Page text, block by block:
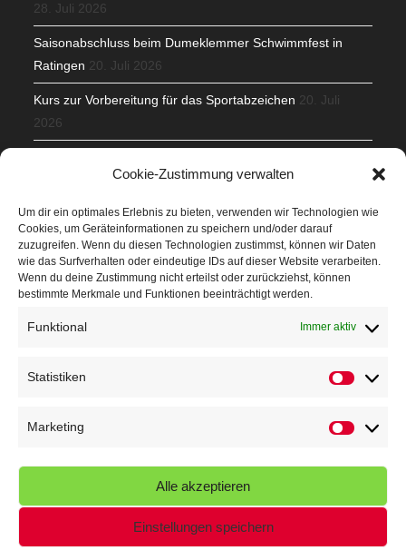
Cookie-Zustimmung verwalten
Um dir ein optimales Erlebnis zu bieten, verwenden wir Technologien wie
Cookies, um Geräteinformationen zu speichern und/oder darauf
zuzugreifen. Wenn du diesen Technologien zustimmst, können wir Daten
wie das Surfverhalten oder eindeutige IDs auf dieser Website verarbeiten.
Wenn du deine Zustimmung nicht erteilst oder zurückziehst, können
bestimmte Merkmale und Funktionen beeinträchtigt werden.
Funktional Immer aktiv
Statistiken
Marketing
Alle akzeptieren
Einstellungen speichern
28. Juli 2026
Saisonabschluss beim Dumeklemmer Schwimmfest in
Ratingen 20. Juli 2026
Kurs zur Vorbereitung für das Sportabzeichen 20. Juli
2026
Veranstaltungen
Höffner Run
Kindersportfest